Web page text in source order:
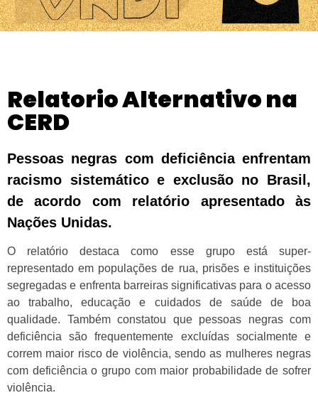
Relatorio Alternativo na
CERD
Pessoas negras com deficiência enfrentam
racismo sistemático e exclusão no Brasil,
de acordo com relatório apresentado às
Nações Unidas.
O relatório destaca como esse grupo está super-
representado em populações de rua, prisões e instituições
segregadas e enfrenta barreiras significativas para o acesso
ao trabalho, educação e cuidados de saúde de boa
qualidade. Também constatou que pessoas negras com
deficiência são frequentemente excluídas socialmente e
correm maior risco de violência, sendo as mulheres negras
com deficiência o grupo com maior probabilidade de sofrer
violência.